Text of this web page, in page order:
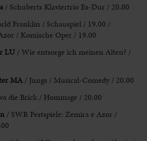
/ Schuberts Klaviertrio Es-Dur / 20.00
Franklin / Schauspiel / 19.00 /
/ Komische Oper / 19.00
LU / Wie entsorge ich meinen Alten? /
MA / Jungs / Musical-Comedy / 20.00
die Brick / Hommage / 20.00
/ SWR Festspiele: Zemira e Azor /